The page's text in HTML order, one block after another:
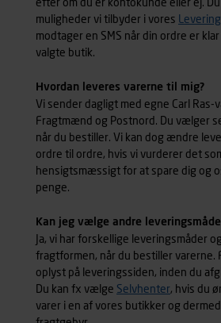
efter om du er kontokunde eller ej.
muligheder vi tilbyder i vores
modtager en SMS når din ordre er
valgte butik.
Hvordan leveres varerne til mig?
Vi sender dagligt med egne Carl Ras-
Fragtmænd og Postnord. Du vælger
når du bestiller. Vi kan dog ændre
ordre til ordre, hvis vi vurderer det
hensigtsmæssigt for at spare dig og
penge.
Kan jeg vælge andre
Ja, vi har forskellige leveringsmåder
fragtformen, når du bestiller varerne.
oplyst på leveringssiden, inden du
Du kan fx vælge Selvhenter, hvis du
varer i en af vores butikker og